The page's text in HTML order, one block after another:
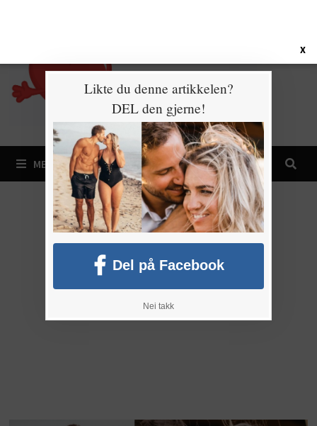
MENY
X
Likte du denne artikkelen?
DEL den gjerne!
Del på Facebook
Nei takk